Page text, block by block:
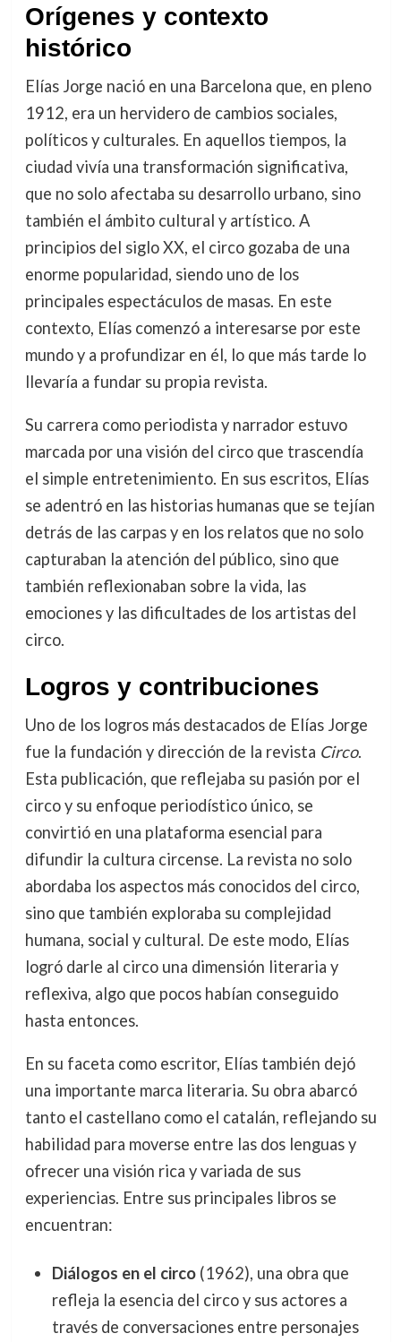
Orígenes y contexto
histórico
Elías Jorge nació en una Barcelona que, en pleno
1912, era un hervidero de cambios sociales,
políticos y culturales. En aquellos tiempos, la
ciudad vivía una transformación significativa,
que no solo afectaba su desarrollo urbano, sino
también el ámbito cultural y artístico. A
principios del siglo XX, el circo gozaba de una
enorme popularidad, siendo uno de los
principales espectáculos de masas. En este
contexto, Elías comenzó a interesarse por este
mundo y a profundizar en él, lo que más tarde lo
llevaría a fundar su propia revista.
Su carrera como periodista y narrador estuvo
marcada por una visión del circo que trascendía
el simple entretenimiento. En sus escritos, Elías
se adentró en las historias humanas que se tejían
detrás de las carpas y en los relatos que no solo
capturaban la atención del público, sino que
también reflexionaban sobre la vida, las
emociones y las dificultades de los artistas del
circo.
Logros y contribuciones
Uno de los logros más destacados de Elías Jorge
fue la fundación y dirección de la revista Circo.
Esta publicación, que reflejaba su pasión por el
circo y su enfoque periodístico único, se
convirtió en una plataforma esencial para
difundir la cultura circense. La revista no solo
abordaba los aspectos más conocidos del circo,
sino que también exploraba su complejidad
humana, social y cultural. De este modo, Elías
logró darle al circo una dimensión literaria y
reflexiva, algo que pocos habían conseguido
hasta entonces.
En su faceta como escritor, Elías también dejó
una importante marca literaria. Su obra abarcó
tanto el castellano como el catalán, reflejando su
habilidad para moverse entre las dos lenguas y
ofrecer una visión rica y variada de sus
experiencias. Entre sus principales libros se
encuentran:
Diálogos en el circo(1962), una obra que
refleja la esencia del circo y sus actores a
través de conversaciones entre personajes